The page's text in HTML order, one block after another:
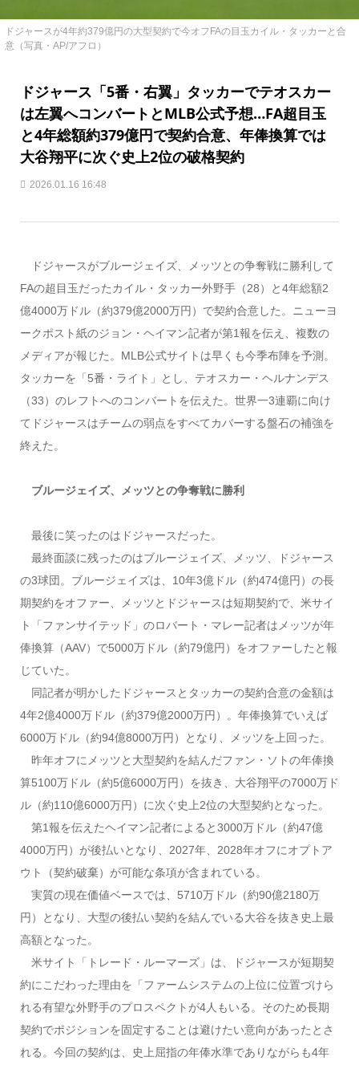
ドジャースが4年約379億円の大型契約で今オフFAの目玉カイル・タッカーと合
意（写真・AP/アフロ）
ドジャース「5番・右翼」タッカーでテオスカー
は左翼へコンバートとMLB公式予想…FA超目玉
と4年総額約379億円で契約合意、年俸換算では
大谷翔平に次ぐ史上2位の破格契約
2026.01.16 16:48
ドジャースがブルージェイズ、メッツとの争奪戦に勝利して
FAの超目玉だったカイル・タッカー外野手（28）と4年総額2
億4000万ドル（約379億2000万円）で契約合意した。ニューヨ
ークポスト紙のジョン・ヘイマン記者が第1報を伝え、複数の
メディアが報じた。MLB公式サイトは早くも今季布陣を予測。
タッカーを「5番・ライト」とし、テオスカー・ヘルナンデス
（33）のレフトへのコンバートを伝えた。世界一3連覇に向け
てドジャースはチームの弱点をすべてカバーする盤石の補強を
終えた。
ブルージェイズ、メッツとの争奪戦に勝利
最後に笑ったのはドジャースだった。
最終面談に残ったのはブルージェイズ、メッツ、ドジャース
の3球団。ブルージェイズは、10年3億ドル（約474億円）の長
期契約をオファー、メッツとドジャースは短期契約で、米サイ
ト「ファンサイテッド」のロバート・マレー記者はメッツが年
俸換算（AAV）で5000万ドル（約79億円）をオファーしたと報
じていた。
同記者が明かしたドジャースとタッカーの契約合意の金額は
4年2億4000万ドル（約379億2000万円）。年俸換算でいえば
6000万ドル（約94億8000万円）となり、メッツを上回った。
昨年オフにメッツと大型契約を結んだファン・ソトの年俸換
算5100万ドル（約5億6000万円）を抜き、大谷翔平の7000万ド
ル（約110億6000万円）に次ぐ史上2位の大型契約となった。
第1報を伝えたヘイマン記者によると3000万ドル（約47億
4000万円）が後払いとなり、2027年、2028年オフにオプトア
ウト（契約破棄）が可能な条項が含まれている。
実質の現在価値ベースでは、5710万ドル（約90億2180万
円）となり、大型の後払い契約を結んでいる大谷を抜き史上最
高額となった。
米サイト「トレード・ルーマーズ」は、ドジャースが短期契
約にこだわった理由を「ファームシステムの上位に位置づけら
れる有望な外野手のプロスペクトが4人もいる。そのため長期
契約でポジションを固定することは避けたい意向があったとさ
れる。今回の契約は、史上屈指の年俸水準でありながらも4年